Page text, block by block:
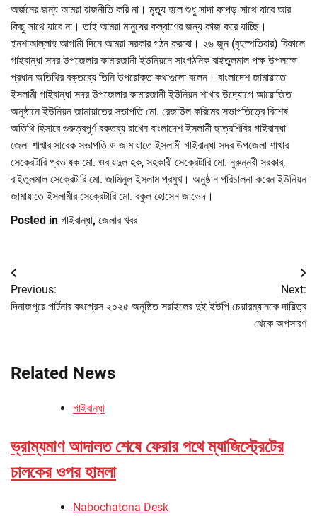
অর্জনের জন্য আমরা রাজনীতি করি না। মৃত্যু হলে শুধু সাদা কাপড় সাথে যাবে আর
কিছু সাথে যাবে না। তাই আমরা মানুষের কল্যাণের জন্য কাজ করে যাচ্ছি।
ইনশাআল্লাহ আগামী দিনে আমরা সরকার গঠন করবো। ২৬ জুন (বৃহস্পতিবার) বিকালে
গাইবান্ধা সদর উপজেলার কামারজানী ইউনিয়নে সাংগঠনিক বাইতুলমাল পক্ষ উপলক্ষে
প্রধান অতিথির বক্তব্যে তিনি উপরোক্ত কথাগুলো বলেন। বাংলাদেশ জামায়াতে
ইসলামী গাইবান্ধা সদর উপজেলার কামারজানী ইউনিয়ন শাখার উদ্যোগে আয়োজিত
অনুষ্ঠানে ইউনিয়ন জামায়াতের সভাপতি মো. রেজাউল করিমের সভাপতিত্বে বিশেষ
অতিথি হিসাবে গুরুত্বপূর্ণ বক্তব্য রাখেন বাংলাদেশ ইসলামী ছাত্রশিবির গাইবান্ধা
জেলা শাখার সাবেক সভাপতি ও জামায়াতে ইসলামী গাইবান্ধা সদর উপজেলা শাখার
সেক্রেটারি প্রভাষক মো. ওবায়দুল হক, সহকারী সেক্রেটারি মো. নুরুন্নবী সরকার,
বাইতুলমাল সেক্রেটারি মো. জামিনুল ইসলাম প্রমুখ। অনুষ্ঠান পরিচালনা করেন ইউনিয়ন
জামায়াতে ইসলামীর সেক্রেটারি মো. বকুল হোসেন জাভেদ।
Posted in গাইবান্ধা, জেলার খবর
Post
navigation
Previous:
দিনাজপুরে পার্টনার কংগ্রেস ২০২৫ অনুষ্ঠিত
Next:
সরাইলের দুই ইউপি চেয়ারম্যানকে দায়িত্ব
থেকে অপসারণ
Related News
গাইবান্ধা
ভ্রাম্যমাণ আদালত শেষে ফেরার পথে ম্যাজিস্ট্রেটের
চালকের ওপর হামলা
Nabochatona Desk